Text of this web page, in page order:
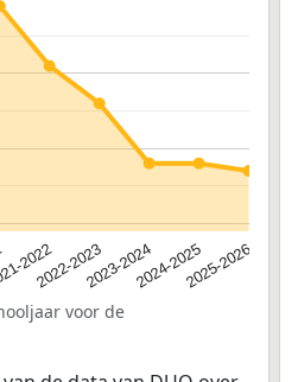
2022
2022-20232023-20242024-20252025-2026
voor de